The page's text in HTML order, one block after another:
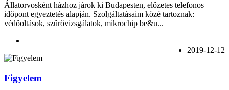
Állatorvosként házhoz járok ki Budapesten, előzetes telefonos
időpont egyeztetés alapján. Szolgáltatásaim közé tartoznak:
védőoltások, szűrővizsgálatok, mikrochip be&u...
2019-12-12
Figyelem